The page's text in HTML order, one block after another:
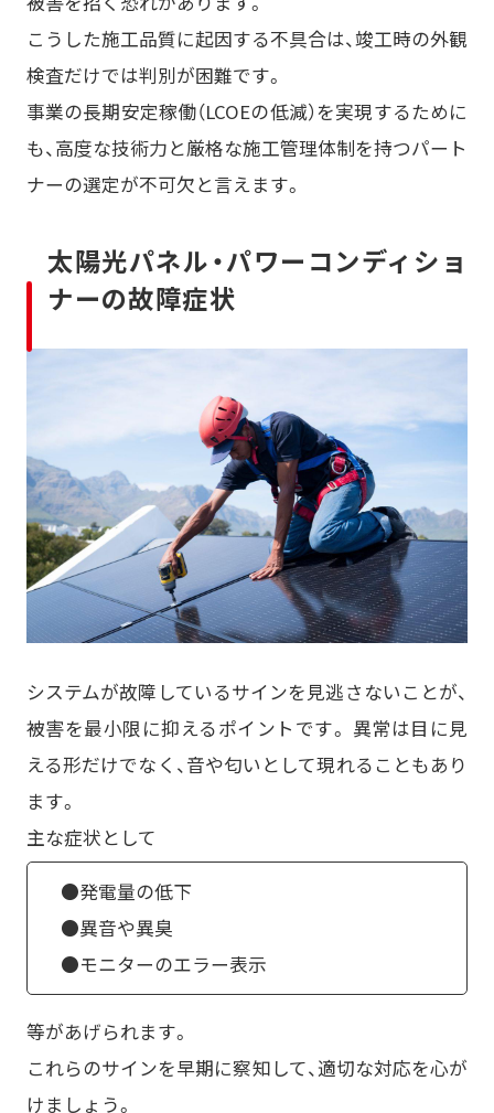
こうした施工品質に起因する不具合は、竣工時の外観
検査だけでは判別が困難です。
事業の長期安定稼働（LCOEの低減）を実現するために
も、高度な技術力と厳格な施工管理体制を持つパート
ナーの選定が不可欠と言えます。
太陽光パネル・パワーコンディショ
ナーの故障症状
システムが故障しているサインを見逃さないことが、
被害を最小限に抑えるポイントです。 異常は目に見
える形だけでなく、音や匂いとして現れることもあり
ます。
主な症状として
●発電量の低下
●異音や異臭
●モニターのエラー表示
等があげられます。
これらのサインを早期に察知して、適切な対応を心が
けましょう。